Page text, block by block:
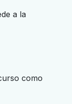
a la
como